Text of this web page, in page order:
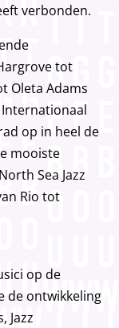
verbonden.
tot
Oleta Adams
Internationaal
op in heel de
mooiste
Sea Jazz
Rio tot
op de
de ontwikkeling
Jazz